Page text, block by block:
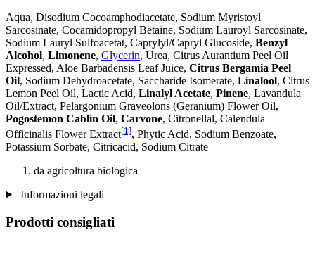
Aqua, Disodium Cocoamphodiacetate, Sodium Myristoyl
Sarcosinate, Cocamidopropyl Betaine, Sodium Lauroyl Sarcosinate,
Sodium Lauryl Sulfoacetat, Caprylyl/Capryl Glucoside, Benzyl
Alcohol, Limonene, Glycerin, Urea, Citrus Aurantium Peel Oil
Expressed, Aloe Barbadensis Leaf Juice, Citrus Bergamia Peel
Oil, Sodium Dehydroacetate, Saccharide Isomerate, Linalool, Citrus
Lemon Peel Oil, Lactic Acid, Linalyl Acetate, Pinene, Lavandula
Oil/Extract, Pelargonium Graveolons (Geranium) Flower Oil,
Pogostemon Cablin Oil, Carvone, Citronellal, Calendula
Officinalis Flower Extract[1], Phytic Acid, Sodium Benzoate,
Potassium Sorbate, Citricacid, Sodium Citrate
da agricoltura biologica
Informazioni legali
Prodotti consigliati